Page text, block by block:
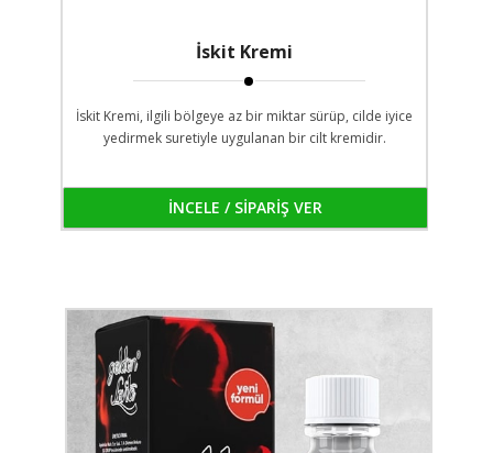
İskit Kremi
İskit Kremi, ilgili bölgeye az bir miktar sürüp, cilde iyice
yedirmek suretiyle uygulanan bir cilt kremidir.
İNCELE / SİPARİŞ VER